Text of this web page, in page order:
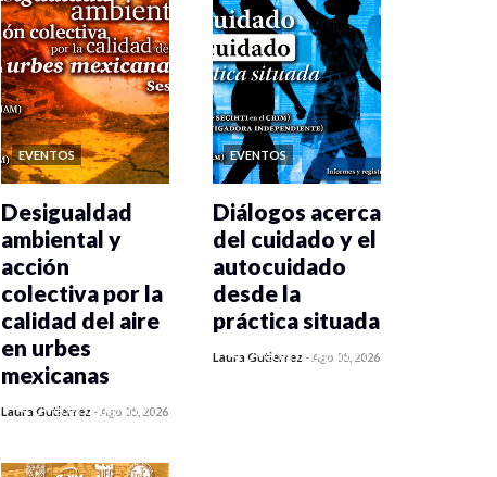
EVENTOS
0 veces compartido
Desigualdad
ambiental y
acción
colectiva por la
calidad del aire
en urbes
mexicanas
Laura Gutiérrez -Ago 05, 2026
EVENTOS
0 veces compartido
Diálogos acerca
del cuidado y el
autocuidado
desde la
práctica situada
Laura Gutiérrez -Ago 05, 2026